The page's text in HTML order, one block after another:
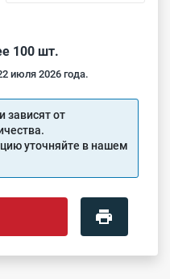
100 шт.
июля 2026 года.
зависят от
уточняйте в нашем